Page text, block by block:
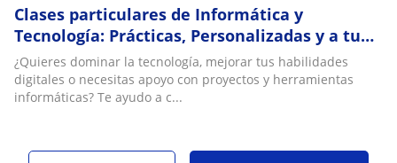
Clases particulares de Informática y
Tecnología: Prácticas, Personalizadas y a tu
Medida
¿Quieres dominar la tecnología, mejorar tus habilidades
digitales o necesitas apoyo con proyectos y herramientas
informáticas? Te ayudo a c...